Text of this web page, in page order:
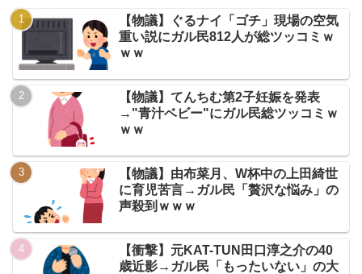
【物議】ぐるナイ「ゴチ」現場の空気
重い説にガル民812人が総ツッコミｗ
ｗｗ
【物議】てんちむ第2子妊娠を発表
→"青汁ベビー"にガル民総ツッコミｗ
ｗｗ
【物議】由布菜月、W杯中の上田綺世
に育児苦言→ガル民「贅沢な悩み」の
声殺到ｗｗｗ
【衝撃】元KAT-TUN田口淳之介の40
歳近影→ガル民「もったいない」の大